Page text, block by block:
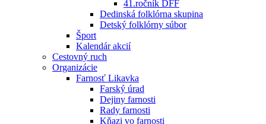
41.ročník DFF
Dedinská folklórna skupina
Detský folklórny súbor
Šport
Kalendár akcií
Cestovný ruch
Organizácie
Farnosť Likavka
Farský úrad
Dejiny farnosti
Rady farnosti
Kňazi vo farnosti